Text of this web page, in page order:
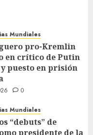
Mundiales
pro-Kremlin
en crítico de Putin
puesto en prisión
0
Mundiales
“debuts” de
presidente de la